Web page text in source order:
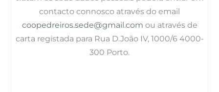
contacto connosco através do email
coopedreiros.sede@gmail.com ou através de
carta registada para Rua D.João IV, 1000/6 4000-
300 Porto.